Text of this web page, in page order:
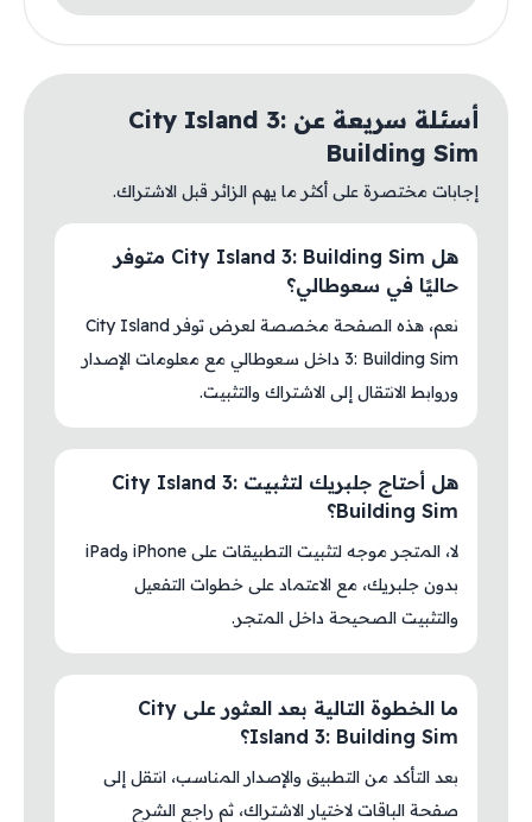
أسئلة سريعة عن City Island 3:
Building Sim
إجابات مختصرة على أكثر ما يهم الزائر قبل الاشتراك.
هل City Island 3: Building Sim متوفر
حاليًا في سعوطالي؟
نعم، هذه الصفحة مخصصة لعرض توفر City Island
3: Building Sim داخل سعوطالي مع معلومات الإصدار
وروابط الانتقال إلى الاشتراك والتثبيت.
هل أحتاج جلبريك لتثبيت City Island 3:
Building Sim؟
لا، المتجر موجه لتثبيت التطبيقات على iPhone وiPad
بدون جلبريك، مع الاعتماد على خطوات التفعيل
والتثبيت الصحيحة داخل المتجر.
ما الخطوة التالية بعد العثور على City
Island 3: Building Sim؟
بعد التأكد من التطبيق والإصدار المناسب، انتقل إلى
صفحة الباقات لاختيار الاشتراك، ثم راجع الشرح